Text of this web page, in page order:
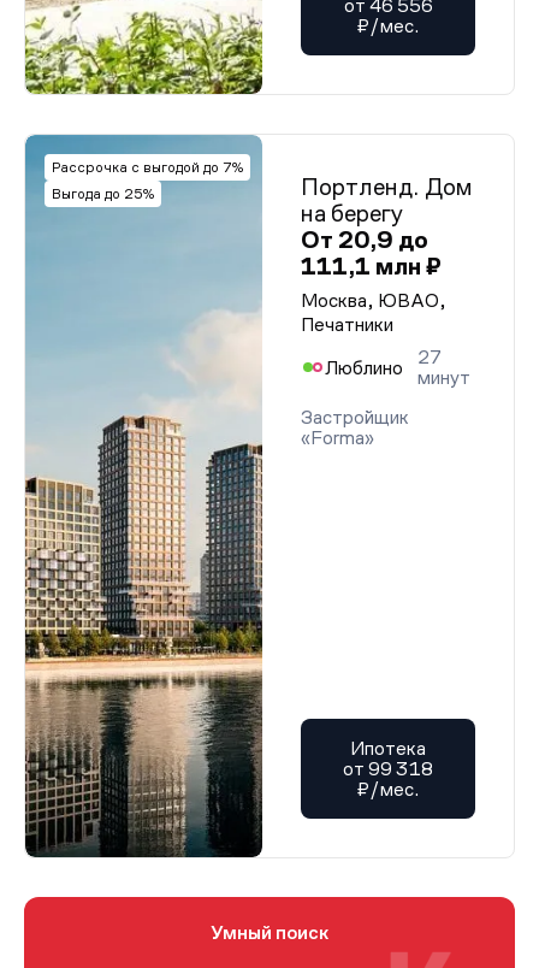
от 46 556
₽/мес.
Рассрочка с выгодой до 7%
Выгода до 25%
Портленд. Дом
на берегу
От 20,9 до
111,1 млн ₽
Москва, ЮВАО,
Печатники
Люблино
27
минут
Застройщик
«Forma»
Ипотека
от 99 318
₽/мес.
Умный поиск